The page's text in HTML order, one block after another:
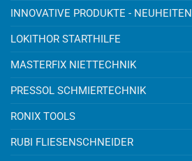
INNOVATIVE PRODUKTE - NEUHEITEN
LOKITHOR STARTHILFE
MASTERFIX NIETTECHNIK
PRESSOL SCHMIERTECHNIK
RONIX TOOLS
RUBI FLIESENSCHNEIDER